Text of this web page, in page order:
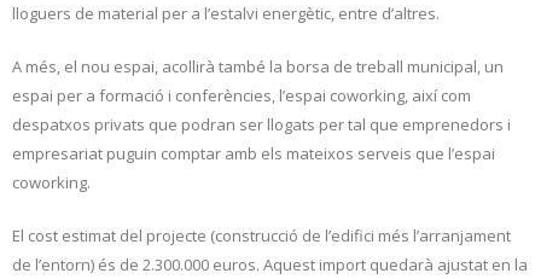
lloguers de material per a l’estalvi energètic, entre d’altres.
A més, el nou espai, acollirà també la borsa de treball municipal, un
espai per a formació i conferències, l’espai coworking, així com
despatxos privats que podran ser llogats per tal que emprenedors i
empresariat puguin comptar amb els mateixos serveis que l’espai
coworking.
El cost estimat del projecte (construcció de l’edifici més l’arranjament
de l’entorn) és de 2.300.000 euros. Aquest import quedarà ajustat en la